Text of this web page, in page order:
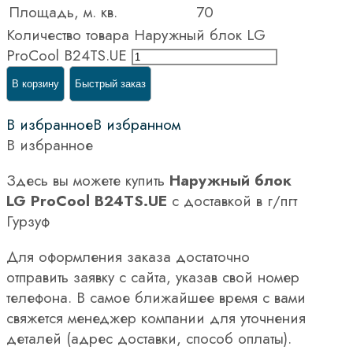
Площадь, м. кв.
70
Количество товара Наружный блок LG
ProCool B24TS.UE
В корзину Быстрый заказ
В избранноеВ избранном
В избранное
Здесь вы можете купить Наружный блок
LG ProCool B24TS.UE с доставкой в г/пгт
Гурзуф
Для оформления заказа достаточно
отправить заявку с сайта, указав свой номер
телефона. В самое ближайшее время с вами
свяжется менеджер компании для уточнения
деталей (адрес доставки, способ оплаты).